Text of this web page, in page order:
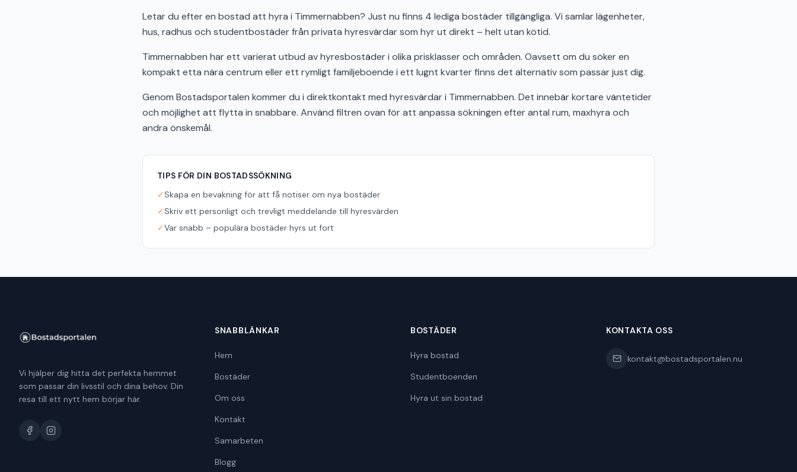
Letar du efter en bostad att hyra i Timmernabben? Just nu finns 4 lediga bostäder tillgängliga. Vi samlar lägenheter,
hus, radhus och studentbostäder från privata hyresvärdar som hyr ut direkt – helt utan kötid.
Timmernabben har ett varierat utbud av hyresbostäder i olika prisklasser och områden. Oavsett om du söker en
kompakt etta nära centrum eller ett rymligt familjeboende i ett lugnt kvarter finns det alternativ som passar just dig.
Genom Bostadsportalen kommer du i direktkontakt med hyresvärdar i Timmernabben. Det innebär kortare väntetider
och möjlighet att flytta in snabbare. Använd filtren ovan för att anpassa sökningen efter antal rum, maxhyra och
andra önskemål.
TIPS FÖR DIN BOSTADSSÖKNING
✓Skapa en bevakning för att få notiser om nya bostäder
✓Skriv ett personligt och trevligt meddelande till hyresvärden
✓Var snabb – populära bostäder hyrs ut fort
Vi hjälper dig hitta det perfekta hemmet
som passar din livsstil och dina behov. Din
resa till ett nytt hem börjar här.
SNABBLÄNKAR
Hem
Bostäder
Om oss
Kontakt
Samarbeten
Blogg
BOSTÄDER
Hyra bostad
Studentboenden
Hyra ut sin bostad
KONTAKTA OSS
kontakt@bostadsportalen.nu